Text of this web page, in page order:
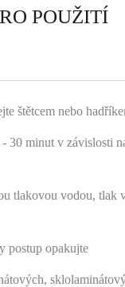
POUŽITÍ
štětcem nebo
30 minut v závislosti
tlakovou vodou, tlak
postup opakujte